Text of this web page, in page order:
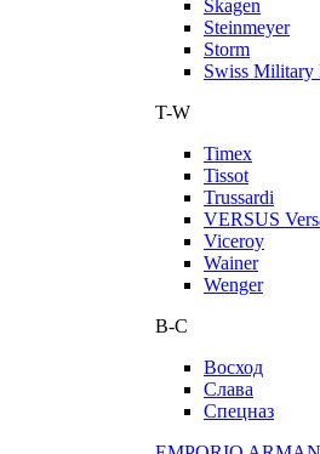
Skagen
Steinmeyer
Storm
Swiss Military
T-W
Timex
Tissot
Trussardi
VERSUS
Viceroy
Wainer
Wenger
В-С
Восход
Слава
Спецназ